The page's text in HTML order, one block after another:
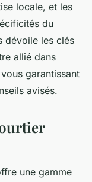
locale, et les
du
dévoile les clés
allié dans
garantissant
avisés.
une gamme